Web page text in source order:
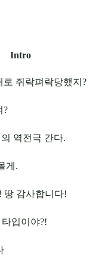
Intro
로 쥐락펴락당했지?
?
역전극 간다.
게.
땅 감사합니다!
입이야?!